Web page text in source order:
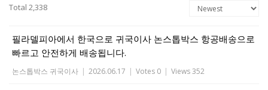
Total 2,338
필라델피아에서 한국으로 귀국이사 논스톱박스 항공배송으로
빠르고 안전하게 배송됩니다.
논스톱박스 귀국이사 | 2026.06.17 | Votes 0 | Views 352